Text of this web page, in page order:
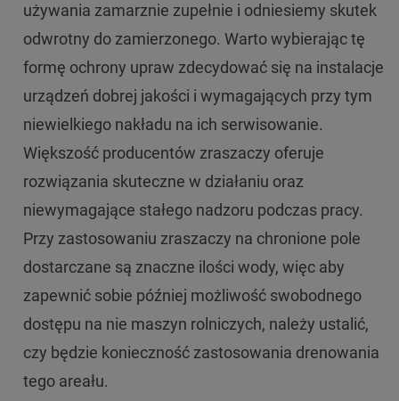
używania zamarznie zupełnie i odniesiemy skutek
odwrotny do zamierzonego. Warto wybierając tę
formę ochrony upraw zdecydować się na instalacje
urządzeń dobrej jakości i wymagających przy tym
niewielkiego nakładu na ich serwisowanie.
Większość producentów zraszaczy oferuje
rozwiązania skuteczne w działaniu oraz
niewymagające stałego nadzoru podczas pracy.
Przy zastosowaniu zraszaczy na chronione pole
dostarczane są znaczne ilości wody, więc aby
zapewnić sobie później możliwość swobodnego
dostępu na nie maszyn rolniczych, należy ustalić,
czy będzie konieczność zastosowania drenowania
tego areału.